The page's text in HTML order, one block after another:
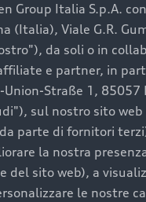
Group Italia S.p.A.
(Italia), Viale G.R.
da soli o in
e partner, in
Union-Straße 1,
sul nostro sito
parte di fornitori
la nostra
del sito web), a
le nostre